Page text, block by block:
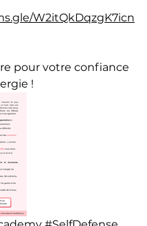
W2itQkDqzgK7icn
pour votre confiance
!